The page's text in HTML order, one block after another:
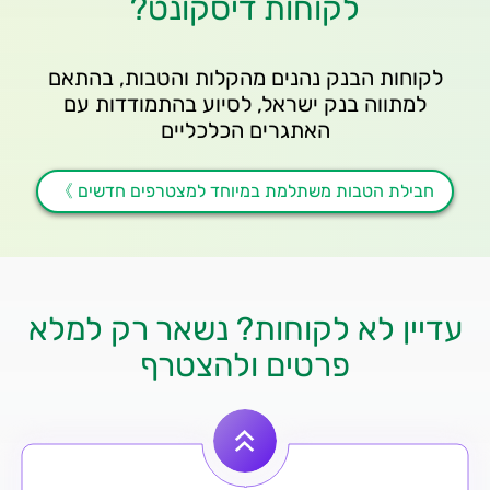
לקוחות דיסקונט?
לקוחות הבנק נהנים מהקלות והטבות, בהתאם
למתווה בנק ישראל, לסיוע בהתמודדות עם
האתגרים הכלכליים
חבילת הטבות משתלמת במיוחד למצטרפים חדשים 》
עדיין לא לקוחות? נשאר רק למלא
פרטים ולהצטרף